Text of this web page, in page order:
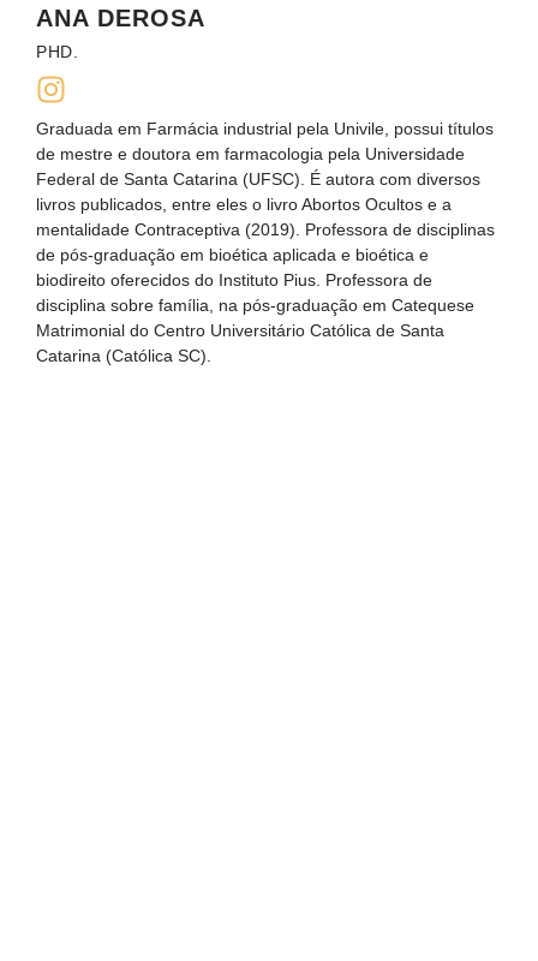
ANA DEROSA
PHD.
Graduada em Farmácia industrial pela Univile, possui títulos
de mestre e doutora em farmacologia pela Universidade
Federal de Santa Catarina (UFSC). É autora com diversos
livros publicados, entre eles o livro Abortos Ocultos e a
mentalidade Contraceptiva (2019). Professora de disciplinas
de pós-graduação em bioética aplicada e bioética e
biodireito oferecidos do Instituto Pius. Professora de
disciplina sobre família, na pós-graduação em Catequese
Matrimonial do Centro Universitário Católica de Santa
Catarina (Católica SC).